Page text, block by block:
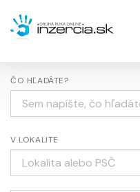
ČO HĽADÁTE?
V LOKALITE